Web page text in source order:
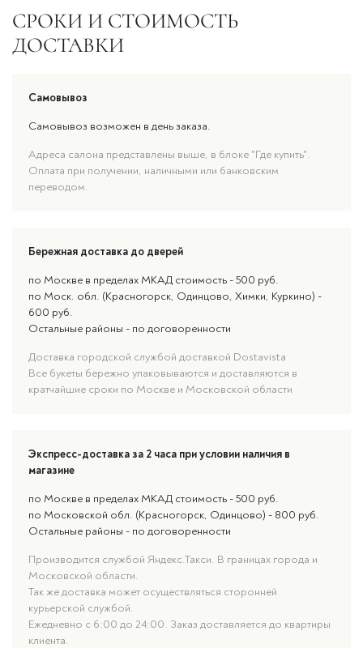
СРОКИ И СТОИМОСТЬ
ДОСТАВКИ
Самовывоз
Самовывоз возможен в день заказа.
Адреса салона представлены выше, в блоке "Где купить".
Оплата при получении, наличными или банковским
переводом.
Бережная доставка до дверей
по Москве в пределах МКАД стоимость - 500 руб.
по Моск. обл. (Красногорск, Одинцово, Химки, Куркино) -
600 руб.
Остальные районы - по договоренности
Доставка городской службой доставкой Dostavista
Все букеты бережно упаковываются и доставляются в
кратчайшие сроки по Москве и Московской области
Экспресс-доставка за 2 часа при условии наличия в
магазине
по Москве в пределах МКАД стоимость - 500 руб.
по Московской обл. (Красногорск, Одинцово) - 800 руб.
Остальные районы - по договоренности
Производится службой Яндекс.Такси. В границах города и
Московской области.
Так же доставка может осуществляться сторонней
курьерской службой.
Ежедневно с 6:00 до 24:00. Заказ доставляется до квартиры
клиента.